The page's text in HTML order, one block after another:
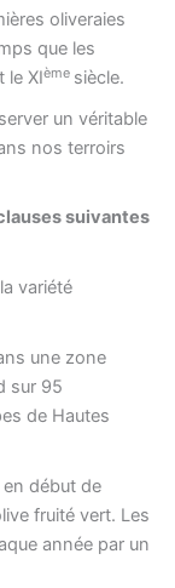
oliveraies
que les
le XIème siècle.
un véritable
nos terroirs
suivantes
variété
une zone
sur 95
de Hautes
début de
fruité vert. Les
année par un